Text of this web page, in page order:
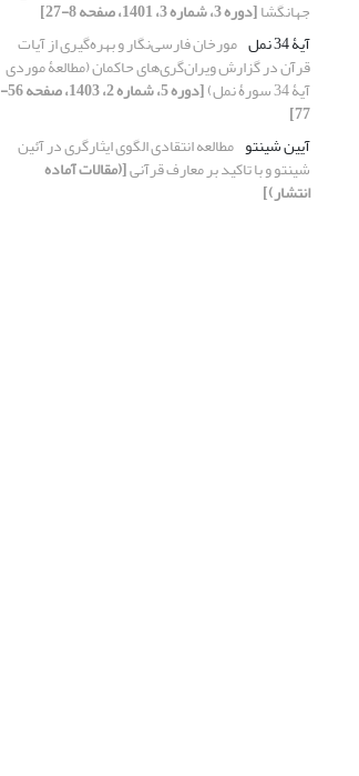
جهانگشا[دوره 3، شماره 3، 1401، صفحه 8-27]
آیۀ 34 نمل
مورخان فارسی‌نگار و بهره‌گیری از آیات
قرآن در گزارش ویران‌گری‌های حاکمان (مطالعۀ موردی
آیۀ 34 سورۀ نمل) [دوره 5، شماره 2، 1403، صفحه 56-
77]
آیین شینتو مطالعه انتقادی الگوی ایثارگری در آئین
شینتو و با تاکید بر معارف قرآنی[(مقالات آماده
انتشار)]